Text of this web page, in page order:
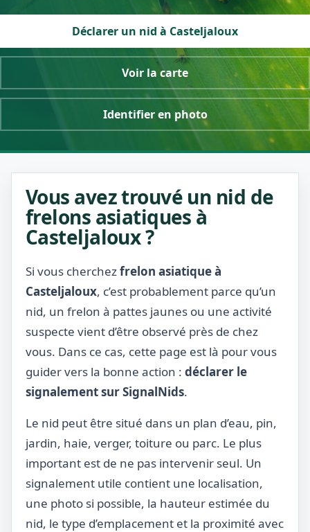
Déclarer un nid à Casteljaloux
Voir la carte
Identifier en photo
Vous avez trouvé un nid de
frelons asiatiques à
Casteljaloux ?
Si vous cherchezfrelon asiatique à
Casteljaloux, c’est probablement parce qu’un
nid, un frelon à pattes jaunes ou une activité
suspecte vient d’être observé près de chez
vous. Dans ce cas, cette page est là pour vous
guider vers la bonne action : déclarer le
signalement sur SignalNids.
Le nid peut être situé dans un plan d’eau, pin,
jardin, haie, verger, toiture ou parc. Le plus
important est de ne pas intervenir seul. Un
signalement utile contient une localisation,
une photo si possible, la hauteur estimée du
nid, le type d’emplacement et la proximité avec